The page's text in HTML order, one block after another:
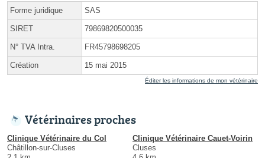
Forme juridique SAS
SIRET 79869820500035
N° TVA Intra. FR45798698205
Création 15 mai 2015
Éditer les informations de mon vétérinaire
Vétérinaires proches
Clinique Vétérinaire du Col
Châtillon-sur-Cluses
Clinique Vétérinaire Cauet-Voirin
Cluses